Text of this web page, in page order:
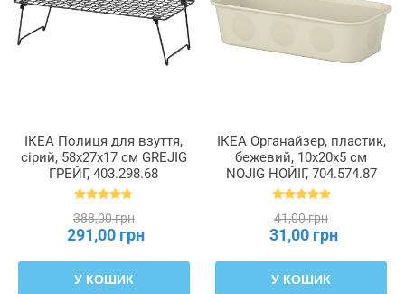
ІКЕА Полиця для взуття,
сірий, 58x27x17 см GREJIG
ГРЕЙГ, 403.298.68
388,00 грн
291,00 грн
У КОШИК
ІКЕА Органайзер, пластик,
бежевий, 10x20x5 см
NOJIG НОЙІГ, 704.574.87
41,00 грн
31,00 грн
У КОШИК